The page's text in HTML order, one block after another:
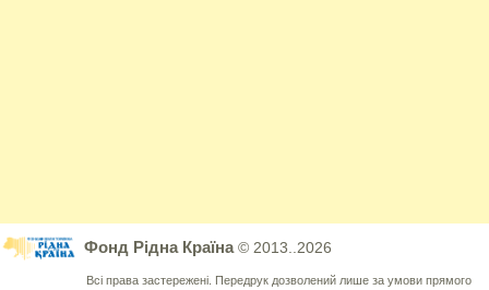
Фонд Рідна Країна© 2013..2026
Всі права застережені. Передрук дозволений лише за умови прямого